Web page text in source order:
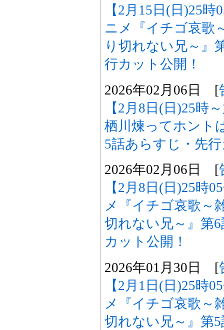
【2月15日(日)25
ニメ『イチゴ哀歌
り切れない兄～
行カット公開！
2026年02月06日 [
【2月8日(日)25時
栖川煉ってホント
5話あらすじ・先
2026年02月06日 [
【2月8日(日)25時
メ『イチゴ哀歌～
切れない兄～』第
カット公開！
2026年01月30日 [
【2月1日(日)25時
メ『イチゴ哀歌～
切れない兄～』第